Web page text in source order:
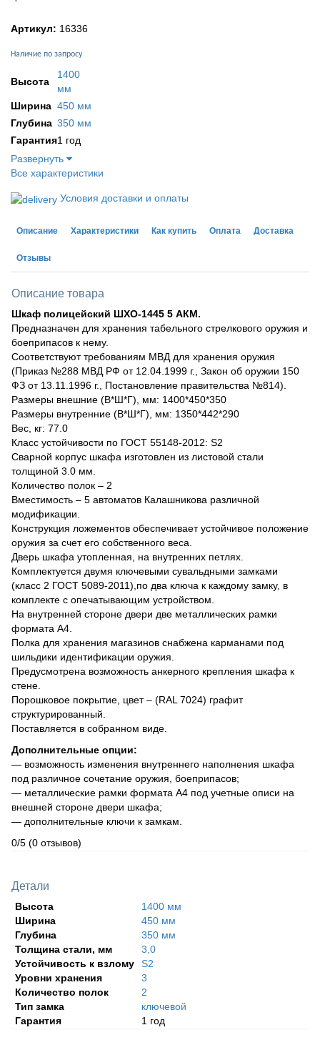
Артикул: 16336
Наличие по запросу
Высота
1400
мм
Ширина 450 мм
Глубина 350 мм
Гарантия1 год
Развернуть
Все характеристики
Условия доставки и оплаты
Описание Характеристики Как купить Оплата Доставка
Отзывы
Описание товара
Шкаф полицейский ШХО-1445 5 АКМ.
Предназначен для хранения табельного стрелкового оружия и
боеприпасов к нему.
Соответствуют требованиям МВД для хранения оружия
(Приказ №288 МВД РФ от 12.04.1999 г., Закон об оружии 150
ФЗ от 13.11.1996 г., Постановление правительства №814).
Размеры внешние (В*Ш*Г), мм: 1400*450*350
Размеры внутренние (В*Ш*Г), мм: 1350*442*290
Вес, кг: 77.0
Класс устойчивости по ГОСТ 55148-2012: S2
Сварной корпус шкафа изготовлен из листовой стали
толщиной 3.0 мм.
Количество полок – 2
Вместимость – 5 автоматов Калашникова различной
модификации.
Конструкция ложементов обеспечивает устойчивое положение
оружия за счет его собственного веса.
Дверь шкафа утопленная, на внутренних петлях.
Комплектуется двумя ключевыми сувальдными замками
(класс 2 ГОСТ 5089-2011),по два ключа к каждому замку, в
комплекте с опечатывающим устройством.
На внутренней стороне двери две металлических рамки
формата А4.
Полка для хранения магазинов снабжена карманами под
шильдики идентификации оружия.
Предусмотрена возможность анкерного крепления шкафа к
стене.
Порошковое покрытие, цвет – (RAL 7024) графит
структурированный.
Поставляется в собранном виде.
Дополнительные опции:
— возможность изменения внутреннего наполнения шкафа
под различное сочетание оружия, боеприпасов;
— металлические рамки формата А4 под учетные описи на
внешней стороне двери шкафа;
— дополнительные ключи к замкам.
0/5 (0 отзывов)
Детали
Высота
1400 мм
Ширина
450 мм
Глубина
350 мм
Толщина стали, мм
3,0
Устойчивость к взлому
S2
Уровни хранения
3
Количество полок
2
Тип замка
ключевой
Гарантия
1 год